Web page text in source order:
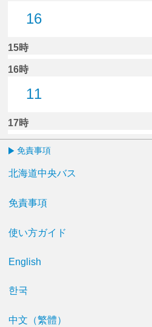
16
15時
16時
11
17時
免責事項
北海道中央バス
免責事項
使い方ガイド
English
한국
中文（繁體）